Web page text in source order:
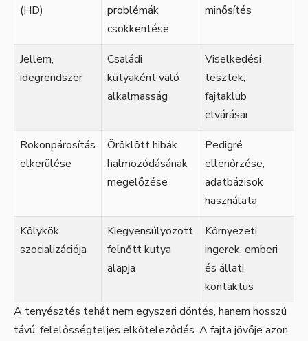
(HD)
problémák
csökkentése
minősítés
Jellem,
idegrendszer
Családi
kutyaként való
alkalmasság
Viselkedési
tesztek,
fajtaklub
elvárásai
Rokonpárosítás
elkerülése
Öröklött hibák
halmozódásának
megelőzése
Pedigré
ellenőrzése,
adatbázisok
használata
Kölykök
szocializációja
Kiegyensúlyozott
felnőtt kutya
alapja
Környezeti
ingerek, emberi
és állati
kontaktus
A tenyésztés tehát nem egyszeri döntés, hanem hosszú
távú, felelősségteljes elköteleződés. A fajta jövője azon